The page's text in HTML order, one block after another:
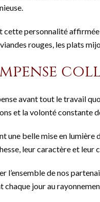
cette personnalité
rouges, les plats
avant tout le travail
et la volonté constante
une belle mise en
leur caractère et leur
l’ensemble de nos
jour au